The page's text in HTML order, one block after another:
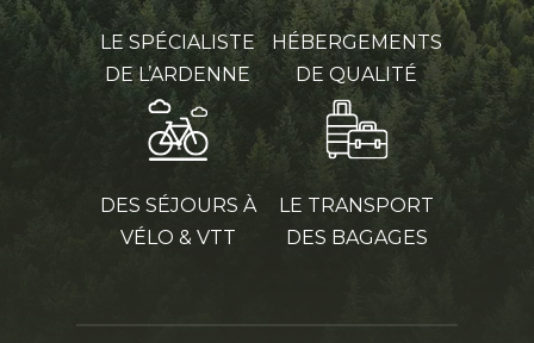
LE SPÉCIALISTE
DE L’ARDENNE
HÉBERGEMENTS
DE QUALITÉ
DES SÉJOURS À
VÉLO & VTT
LE TRANSPORT
DES BAGAGES